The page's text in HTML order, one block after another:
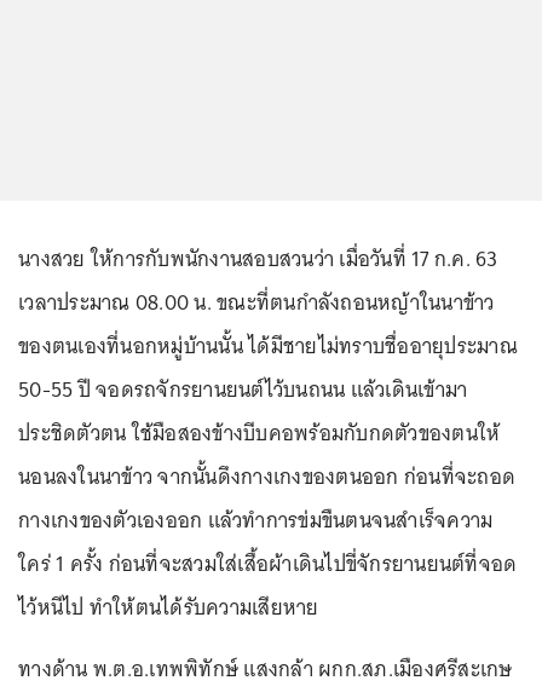
นางสวย ให้การกับพนักงานสอบสวนว่า เมื่อวันที่ 17 ก.ค. 63
เวลาประมาณ 08.00 น. ขณะที่ตนกำลังถอนหญ้าในนาข้าว
ของตนเองที่นอกหมู่บ้านนั้น ได้มีชายไม่ทราบชื่ออายุประมาณ
50-55 ปี จอดรถจักรยานยนต์ไว้บนถนน แล้วเดินเข้ามา
ประชิดตัวตน ใช้มือสองข้างบีบคอพร้อมกับกดตัวของตนให้
นอนลงในนาข้าว จากนั้นดึงกางเกงของตนออก ก่อนที่จะถอด
กางเกงของตัวเองออก แล้วทำการข่มขืนตนจนสำเร็จความ
ใคร่ 1 ครั้ง ก่อนที่จะสวมใส่เสื้อผ้าเดินไปขี่จักรยานยนต์ที่จอด
ไว้หนีไป ทำให้ตนได้รับความเสียหาย
ทางด้าน พ.ต.อ.เทพพิทักษ์ แสงกล้า ผกก.สภ.เมืองศรีสะเกษ